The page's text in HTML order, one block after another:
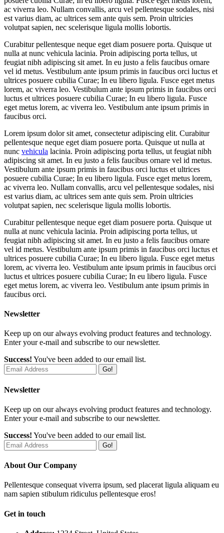
ac viverra leo. Nullam convallis, arcu vel pellentesque sodales, nisi
est varius diam, ac ultrices sem ante quis sem. Proin ultricies
volutpat sapien, nec scelerisque ligula mollis lobortis.
Curabitur pellentesque neque eget diam posuere porta. Quisque ut
nulla at nunc vehicula lacinia. Proin adipiscing porta tellus, ut
feugiat nibh adipiscing sit amet. In eu justo a felis faucibus ornare
vel id metus. Vestibulum ante ipsum primis in faucibus orci luctus et
ultrices posuere cubilia Curae; In eu libero ligula. Fusce eget metus
lorem, ac viverra leo. Vestibulum ante ipsum primis in faucibus orci
luctus et ultrices posuere cubilia Curae; In eu libero ligula. Fusce
eget metus lorem, ac viverra leo. Vestibulum ante ipsum primis in
faucibus orci.
Lorem ipsum dolor sit amet, consectetur adipiscing elit. Curabitur
pellentesque neque eget diam posuere porta. Quisque ut nulla at
nunc vehicula lacinia. Proin adipiscing porta tellus, ut feugiat nibh
adipiscing sit amet. In eu justo a felis faucibus ornare vel id metus.
Vestibulum ante ipsum primis in faucibus orci luctus et ultrices
posuere cubilia Curae; In eu libero ligula. Fusce eget metus lorem,
ac viverra leo. Nullam convallis, arcu vel pellentesque sodales, nisi
est varius diam, ac ultrices sem ante quis sem. Proin ultricies
volutpat sapien, nec scelerisque ligula mollis lobortis.
Curabitur pellentesque neque eget diam posuere porta. Quisque ut
nulla at nunc vehicula lacinia. Proin adipiscing porta tellus, ut
feugiat nibh adipiscing sit amet. In eu justo a felis faucibus ornare
vel id metus. Vestibulum ante ipsum primis in faucibus orci luctus et
ultrices posuere cubilia Curae; In eu libero ligula. Fusce eget metus
lorem, ac viverra leo. Vestibulum ante ipsum primis in faucibus orci
luctus et ultrices posuere cubilia Curae; In eu libero ligula. Fusce
eget metus lorem, ac viverra leo. Vestibulum ante ipsum primis in
faucibus orci.
Newsletter
Keep up on our always evolving product features and technology.
Enter your e-mail and subscribe to our newsletter.
Success! You've been added to our email list.
Go!
Newsletter
Keep up on our always evolving product features and technology.
Enter your e-mail and subscribe to our newsletter.
Success! You've been added to our email list.
Go!
About Our Company
Pellentesque consequat viverra ipsum, sed placerat ligula aliquam eu
nam sapien stibulum ridiculus pellentesque eros!
Get in touch